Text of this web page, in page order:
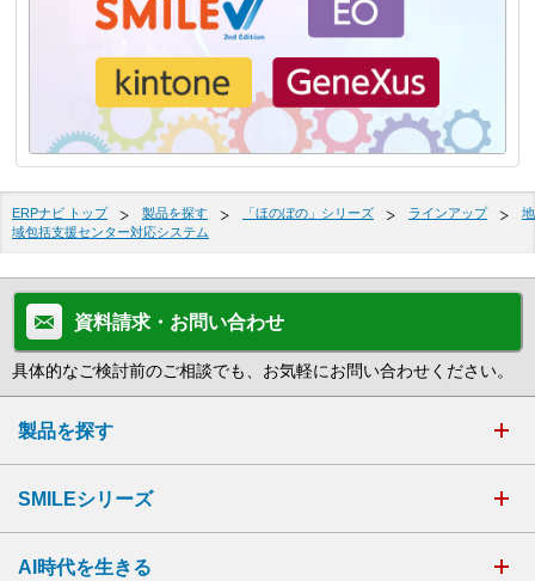
ERPナビ トップ 製品を探す 「ほのぼの」シリーズ ラインアップ
地
域包括支援センター対応システム
資料請求・お問い合わせ
具体的なご検討前のご相談でも、お気軽にお問い合わせください。
製品を探す
SMILEシリーズ
AI時代を生きる